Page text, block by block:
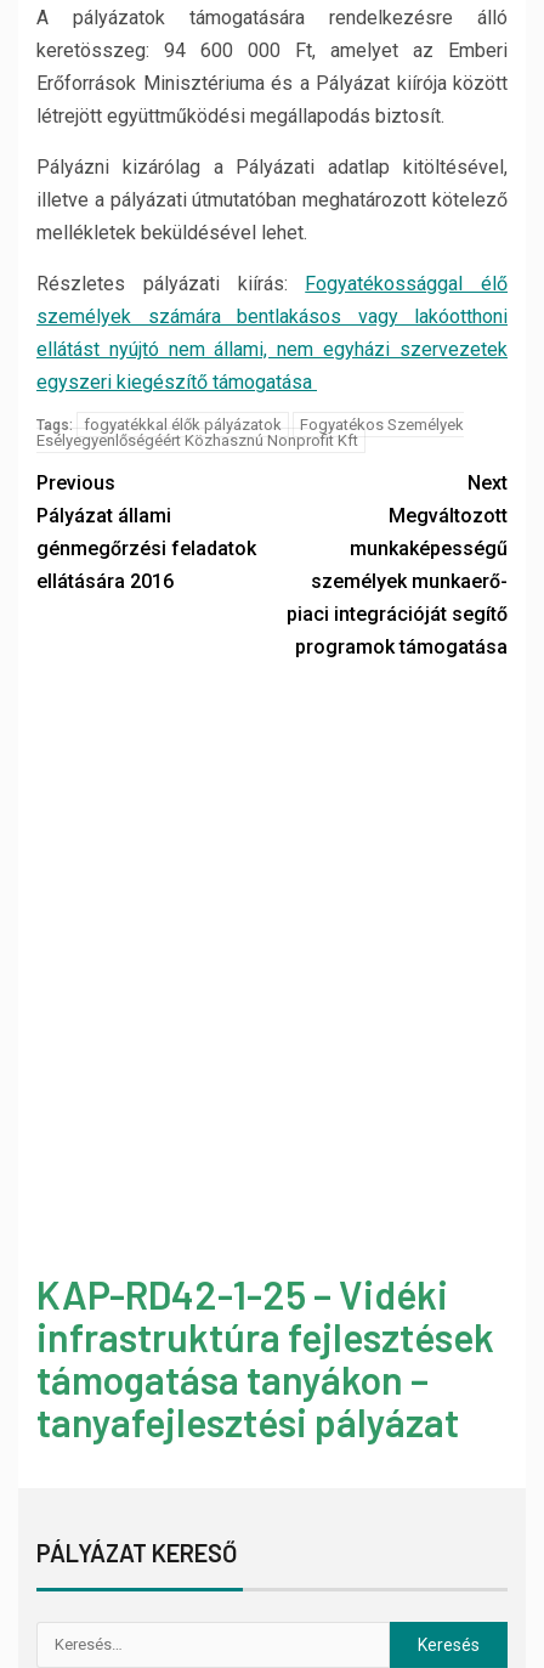
A pályázatok támogatására rendelkezésre álló
keretösszeg: 94 600 000 Ft, amelyet az Emberi
Erőforrások Minisztériuma és a Pályázat kiírója között
létrejött együttműködési megállapodás biztosít.
Pályázni kizárólag a Pályázati adatlap kitöltésével,
illetve a pályázati útmutatóban meghatározott kötelező
mellékletek beküldésével lehet.
Részletes pályázati kiírás: Fogyatékossággal élő
személyek számára bentlakásos vagy lakóotthoni
ellátást nyújtó nem állami, nem egyházi szervezetek
egyszeri kiegészítő támogatása
Tags: fogyatékkal élők pályázatok
Fogyatékos Személyek
Esélyegyenlőségéért Közhasznú Nonprofit Kft
Previous
Pályázat állami
génmegőrzési feladatok
ellátására 2016
Next
Megváltozott
munkaképességű
személyek munkaerő-
piaci integrációját segítő
programok támogatása
KAP-RD42-1-25 – Vidéki
infrastruktúra fejlesztések
támogatása tanyákon –
tanyafejlesztési pályázat
PÁLYÁZAT KERESŐ